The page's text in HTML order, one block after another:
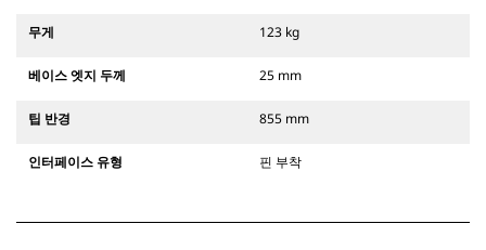
무게 123 kg
베이스 엣지 두께 25 mm
팁 반경 855 mm
인터페이스 유형 핀 부착